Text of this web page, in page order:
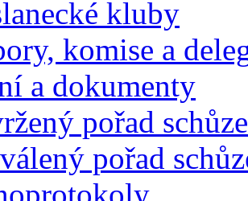
kluby
komise a
a dokumenty
pořad schůze
pořad